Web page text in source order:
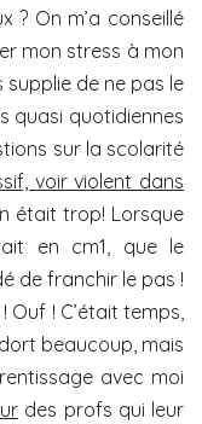
? On m’a conseillé
mon stress à mon
de ne pas le
quasi quotidiennes
sur la scolarité
voir violent dans
était trop! Lorsque
en cm1, que le
de franchir le pas !
Ouf ! C’était temps,
beaucoup, mais
avec moi
des profs qui leur